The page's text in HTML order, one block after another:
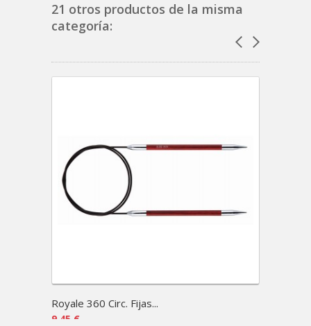
21 otros productos de la misma
categoría:
Royale 360 Circ. Fijas...
9,45 €